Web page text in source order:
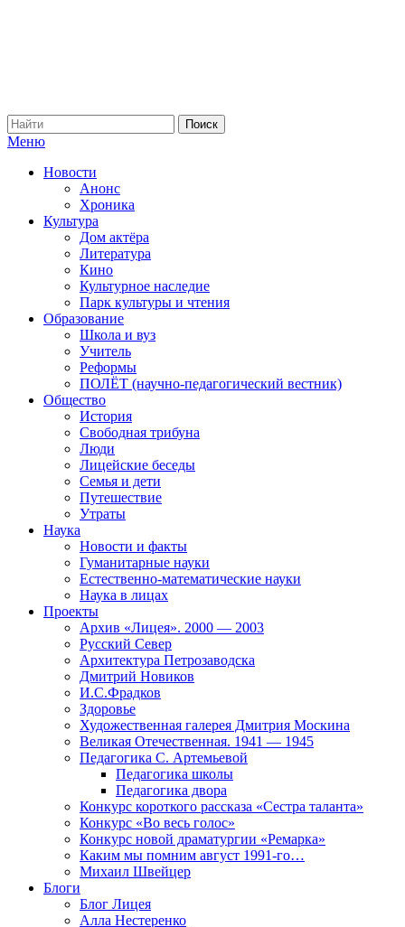
Меню
Новости
Анонс
Хроника
Культура
Дом актёра
Литература
Кино
Культурное наследие
Парк культуры и чтения
Образование
Школа и вуз
Учитель
Реформы
ПОЛЁТ (научно-педагогический вестник)
Общество
История
Свободная трибуна
Люди
Лицейские беседы
Семья и дети
Путешествие
Утраты
Наука
Новости и факты
Гуманитарные науки
Естественно-математические науки
Наука в лицах
Проекты
Архив «Лицея». 2000 — 2003
Русский Север
Архитектура Петрозаводска
Дмитрий Новиков
И.С.Фрадков
Здоровье
Художественная галерея Дмитрия Москина
Великая Отечественная. 1941 — 1945
Педагогика С. Артемьевой
Педагогика школы
Педагогика двора
Конкурс короткого рассказа «Сестра таланта»
Конкурс «Во весь голос»
Конкурс новой драматургии «Ремарка»
Каким мы помним август 1991-го…
Михаил Швейцер
Блоги
Блог Лицея
Алла Нестеренко